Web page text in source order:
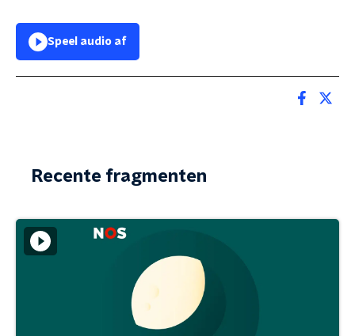
Speel audio af
Recente fragmenten